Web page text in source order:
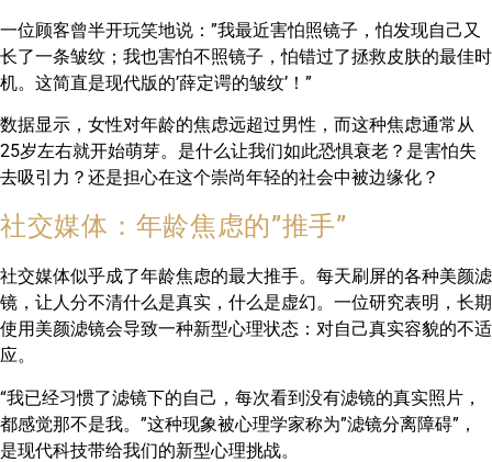
一位顾客曾半开玩笑地说：”我最近害怕照镜子，怕发现自己又
长了一条皱纹；我也害怕不照镜子，怕错过了拯救皮肤的最佳时
机。这简直是现代版的’薛定谔的皱纹’！”
数据显示，女性对年龄的焦虑远超过男性，而这种焦虑通常从
25岁左右就开始萌芽。是什么让我们如此恐惧衰老？是害怕失
去吸引力？还是担心在这个崇尚年轻的社会中被边缘化？
社交媒体：年龄焦虑的”推手”
社交媒体似乎成了年龄焦虑的最大推手。每天刷屏的各种美颜滤
镜，让人分不清什么是真实，什么是虚幻。一位研究表明，长期
使用美颜滤镜会导致一种新型心理状态：对自己真实容貌的不适
应。
“我已经习惯了滤镜下的自己，每次看到没有滤镜的真实照片，
都感觉那不是我。”这种现象被心理学家称为”滤镜分离障碍”，
是现代科技带给我们的新型心理挑战。